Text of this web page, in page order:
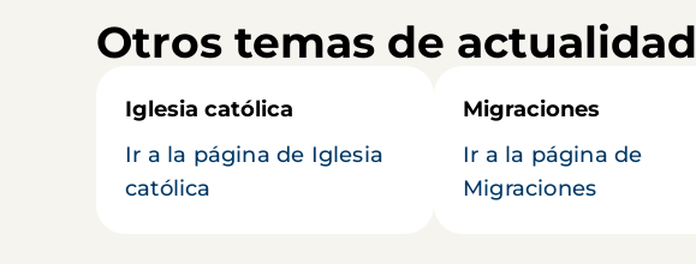
Otros temas de actualidad
Iglesia católica
Ir a la página de Iglesia
católica
Migraciones
Ir a la página de
Migraciones